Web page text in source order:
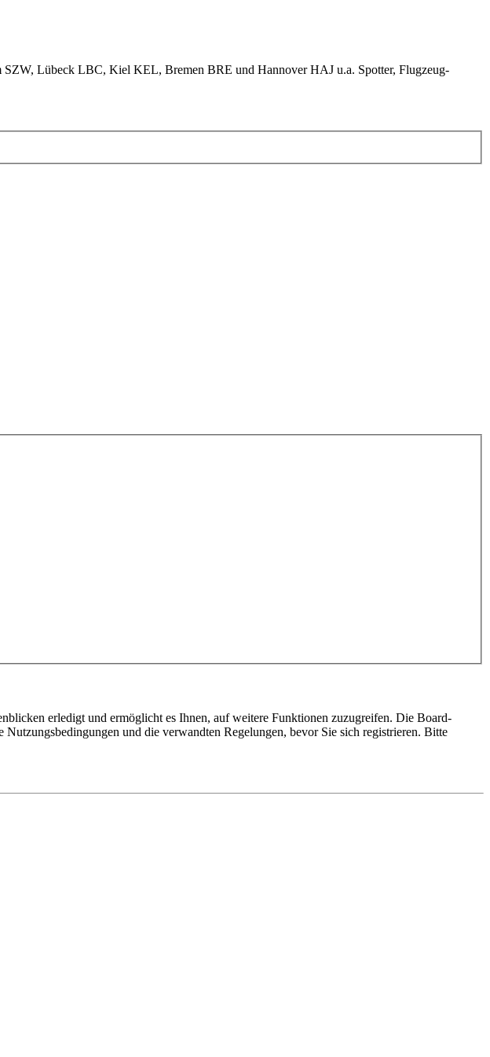
Lübeck LBC, Kiel KEL, Bremen BRE und Hannover HAJ u.a. Spotter, Flugzeug-
erledigt und ermöglicht es Ihnen, auf weitere Funktionen zuzugreifen. Die Board-
und die verwandten Regelungen, bevor Sie sich registrieren. Bitte